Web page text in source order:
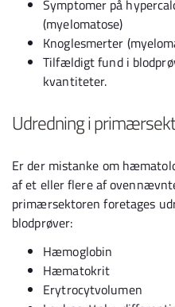
Symptomer på
(myelomatose)
Knoglesmerter
Tilfældigt fund i
kvantiteter.
Udredning i
Er der mistanke om
af et eller flere af
primærsektoren foretages
blodprøver:
Hæmoglobin
Hæmatokrit
Erytrocytvolumen